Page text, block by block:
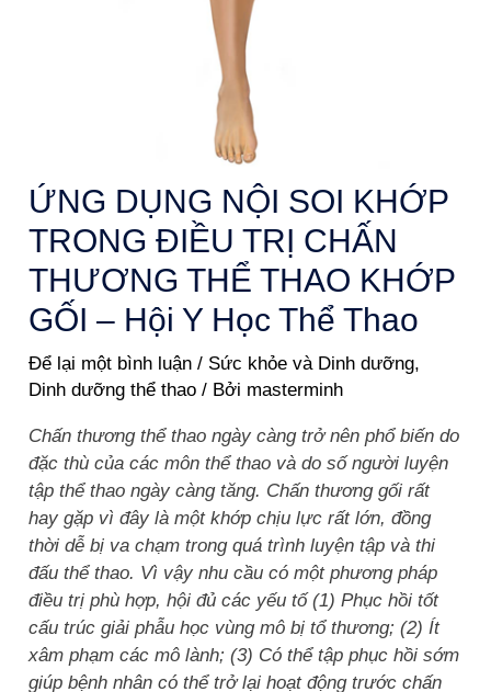
ỨNG DỤNG NỘI SOI KHỚP
TRONG ĐIỀU TRỊ CHẤN
THƯƠNG THỂ THAO KHỚP
GỐI – Hội Y Học Thể Thao
Để lại một bình luận / Sức khỏe và Dinh dưỡng,
Dinh dưỡng thể thao / Bởi masterminh
Chấn thương thể thao ngày càng trở nên phổ biến do
đặc thù của các môn thể thao và do số người luyện
tập thể thao ngày càng tăng. Chấn thương gối rất
hay gặp vì đây là một khớp chịu lực rất lớn, đồng
thời dễ bị va chạm trong quá trình luyện tập và thi
đấu thể thao. Vì vậy nhu cầu có một phương pháp
điều trị phù hợp, hội đủ các yếu tố (1) Phục hồi tốt
cấu trúc giải phẫu học vùng mô bị tổ thương; (2) Ít
xâm phạm các mô lành; (3) Có thể tập phục hồi sớm
giúp bệnh nhân có thể trở lại hoạt động trước chấn